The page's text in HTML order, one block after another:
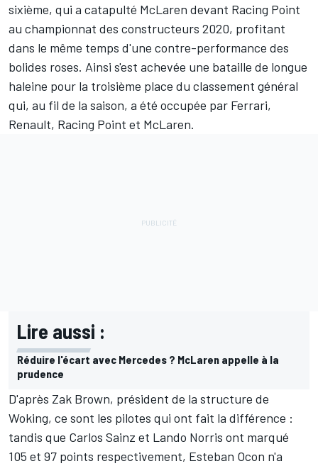
sixième, qui a catapulté McLaren devant Racing Point
au championnat des constructeurs 2020, profitant
dans le même temps d'une contre-performance des
bolides roses. Ainsi s'est achevée une bataille de longue
haleine pour la troisième place du classement général
qui, au fil de la saison, a été occupée par Ferrari,
Renault, Racing Point et McLaren.
Lire aussi :
Réduire l'écart avec Mercedes ? McLaren appelle à la
prudence
D'après Zak Brown, président de la structure de
Woking, ce sont les pilotes qui ont fait la différence :
tandis que Carlos Sainz et Lando Norris ont marqué
105 et 97 points respectivement, Esteban Ocon n'a